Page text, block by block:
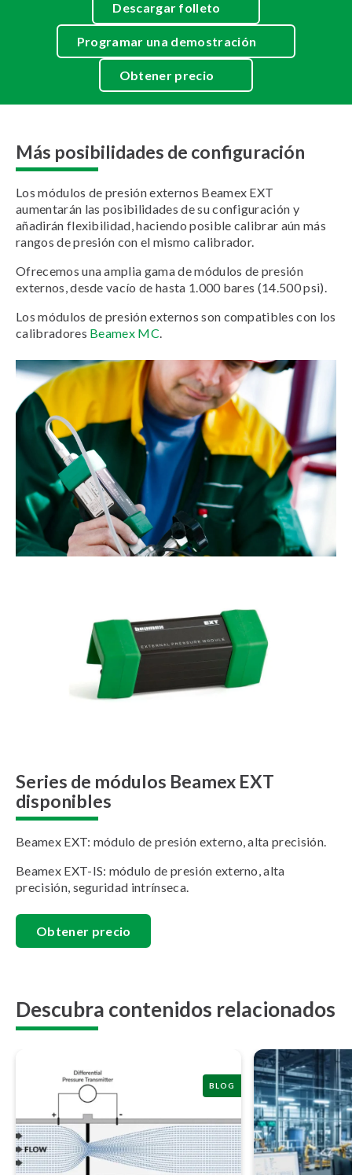
Descargar folleto
Programar una demostración
Obtener precio
Más posibilidades de configuración
Los módulos de presión externos Beamex EXT
aumentarán las posibilidades de su configuración y
añadirán flexibilidad, haciendo posible calibrar aún más
rangos de presión con el mismo calibrador.
Ofrecemos una amplia gama de módulos de presión
externos, desde vacío de hasta 1.000 bares (14.500 psi).
Los módulos de presión externos son compatibles con los
calibradores Beamex MC.
Series de módulos Beamex EXT
disponibles
Beamex EXT: módulo de presión externo, alta precisión.
Beamex EXT-IS: módulo de presión externo, alta
precisión, seguridad intrínseca.
Obtener precio
Descubra contenidos relacionados
BLOG